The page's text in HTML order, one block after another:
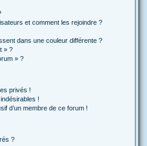
et comment les rejoindre ?
dans une couleur différente ?
» ?
» ?
privés !
!
d’un membre de ce forum !
?